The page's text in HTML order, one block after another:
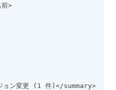
前>
ョン変更 (1 件)</summary>